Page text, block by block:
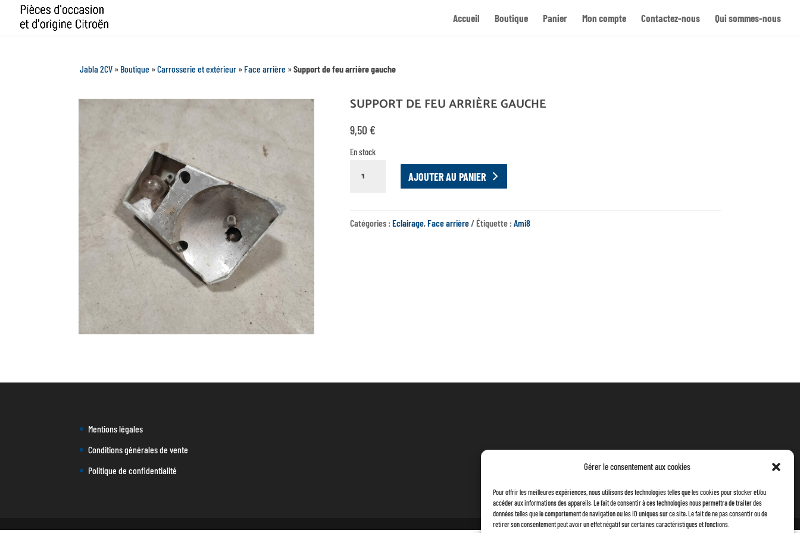
Gérer le consentement aux cookies
Pour offrir les meilleures expériences, nous utilisons des technologies telles que les cookies pour stocker et/ou
accéder aux informations des appareils. Le fait de consentir à ces technologies nous permettra de traiter des
données telles que le comportement de navigation ou les ID uniques sur ce site. Le fait de ne pas consentir ou de
retirer son consentement peut avoir un effet négatif sur certaines caractéristiques et fonctions.
Accueil Boutique Panier Mon compte Contactez-nous Qui sommes-nous
Jabla 2CV » Boutique »Carrosserie et extérieur » Face arrière »Support de feu arrière gauche
SUPPORT DE FEU ARRIÈRE GAUCHE
9,50 €
En stock
AJOUTER AU PANIER
Catégories : Eclairage,Face arrière Étiquette : Ami8
Mentions légales
Conditions générales de vente
Politique de confidentialité